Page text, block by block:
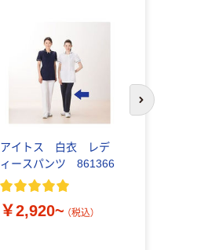
アイトス 白衣 レデ
ィースパンツ 861366
￥2,920~ （税込）
次のスライド